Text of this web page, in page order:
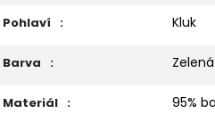
Pohlaví : Kluk
Barva : Zelená
Materiál : 95%